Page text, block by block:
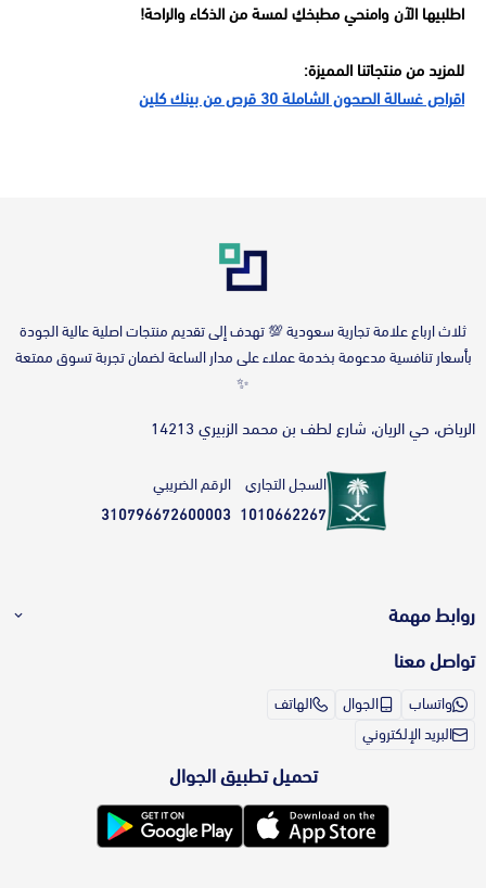
اطلبيها الآن وامنحي مطبخكِ لمسة من الذكاء والراحة!
للمزيد من منتجاتنا المميزة:
اقراص غسالة الصحون الشاملة 30 قرص من بينك كلين
‎ثلاث ارباع علامة تجارية سعودية 💯 تهدف إلى تقديم منتجات اصلية عالية الجودة
بأسعار تنافسية مدعومة بخدمة عملاء على مدار الساعة لضمان تجربة تسوق ممتعة
✨
الرياض، حي الريان، شارع لطف بن محمد الزبيري 14213
السجل التجاري
1010662267
الرقم الضريبي
310796672600003
روابط مهمة
طريقة الطلب بالمتجر
طرق الدفع
أقساط بدون فوائد؟ تعرف أكثر على خدمة
سياسة الاستبدال والاسترجاع
برنامج التسويق بالعمولة
الشروط والأحكام
تواصل معنا
واتساب الجوال
الهاتف
البريد الإلكتروني
تحميل تطبيق الجوال